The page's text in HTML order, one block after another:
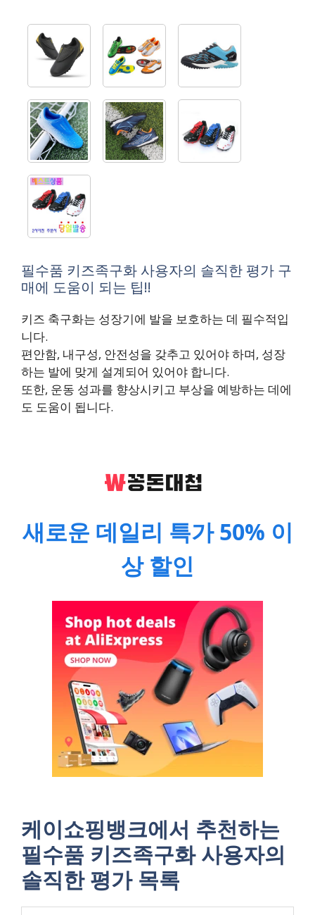
필수품 키즈족구화 사용자의 솔직한 평가 구
매에 도움이 되는 팁!!
키즈 축구화는 성장기에 발을 보호하는 데 필수적입
니다.
편안함, 내구성, 안전성을 갖추고 있어야 하며, 성장
하는 발에 맞게 설계되어 있어야 합니다.
또한, 운동 성과를 향상시키고 부상을 예방하는 데에
도 도움이 됩니다.
새로운 데일리 특가 50% 이
상 할인
케이쇼핑뱅크에서 추천하는
필수품 키즈족구화 사용자의
솔직한 평가 목록